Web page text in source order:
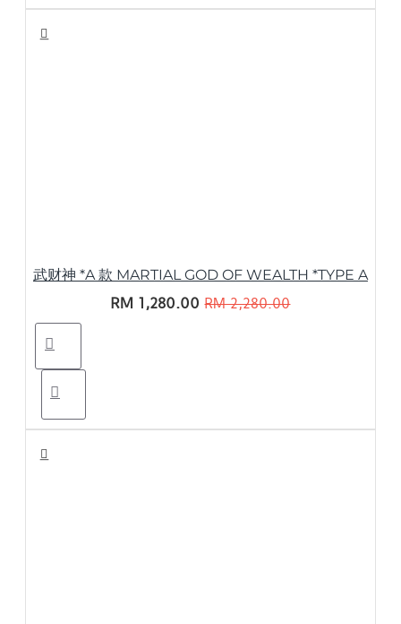
武财神 *A 款 MARTIAL GOD OF WEALTH *TYPE A
RM 1,280.00 RM 2,280.00